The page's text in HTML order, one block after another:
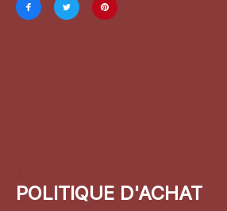
POLITIQUE D'ACHAT